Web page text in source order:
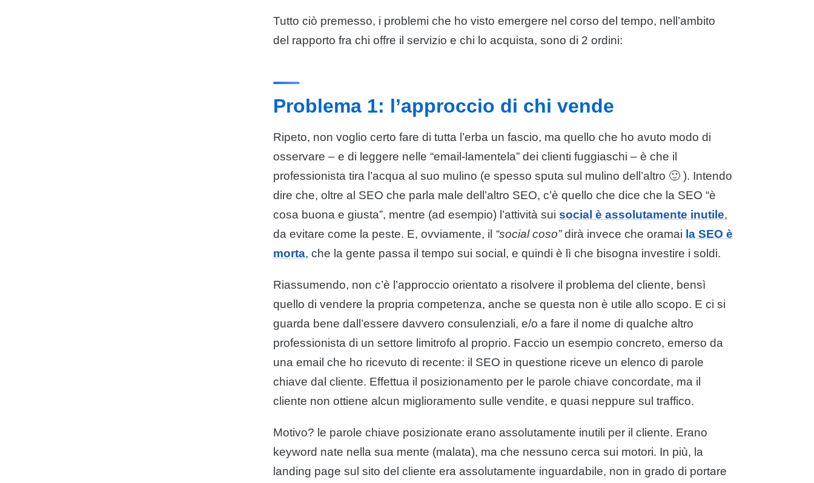
Tutto ciò premesso, i problemi che ho visto emergere nel corso del tempo, nell’ambito
del rapporto fra chi offre il servizio e chi lo acquista, sono di 2 ordini:
Problema 1: l’approccio di chi vende
Ripeto, non voglio certo fare di tutta l’erba un fascio, ma quello che ho avuto modo di
osservare – e di leggere nelle “email-lamentela” dei clienti fuggiaschi – è che il
professionista tira l’acqua al suo mulino (e spesso sputa sul mulino dell’altro 🙂 ). Intendo
dire che, oltre al SEO che parla male dell’altro SEO, c’è quello che dice che la SEO “è
cosa buona e giusta”, mentre (ad esempio) l’attività sui social è assolutamente inutile,
da evitare come la peste. E, ovviamente, il “social coso”dirà invece che oramai la SEO è
morta, che la gente passa il tempo sui social, e quindi è lì che bisogna investire i soldi.
Riassumendo, non c’è l’approccio orientato a risolvere il problema del cliente, bensì
quello di vendere la propria competenza, anche se questa non è utile allo scopo. E ci si
guarda bene dall’essere davvero consulenziali, e/o a fare il nome di qualche altro
professionista di un settore limitrofo al proprio. Faccio un esempio concreto, emerso da
una email che ho ricevuto di recente: il SEO in questione riceve un elenco di parole
chiave dal cliente. Effettua il posizionamento per le parole chiave concordate, ma il
cliente non ottiene alcun miglioramento sulle vendite, e quasi neppure sul traffico.
Motivo? le parole chiave posizionate erano assolutamente inutili per il cliente. Erano
keyword nate nella sua mente (malata), ma che nessuno cerca sui motori. In più, la
landing page sul sito del cliente era assolutamente inguardabile, non in grado di portare